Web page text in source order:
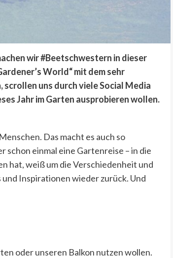
wir #Beetschwestern in dieser
World“ mit dem sehr
uns durch viele Social Media
Jahr im Garten ausprobieren wollen.
Das macht es auch so
einmal eine Gartenreise – in die
hat, weiß um die Verschiedenheit und
Inspirationen wieder zurück. Und
oder unseren Balkon nutzen wollen.